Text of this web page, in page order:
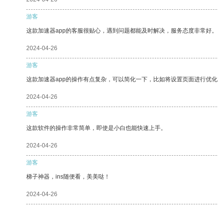
游客
这款加速器app的客服很贴心，遇到问题都能及时解决，服务态度非常好。
2024-04-26
游客
这款加速器app的操作有点复杂，可以简化一下，比如将设置页面进行优
2024-04-26
游客
这款软件的操作非常简单，即使是小白也能快速上手。
2024-04-26
游客
梯子神器，ins随便看，美美哒！
2024-04-26